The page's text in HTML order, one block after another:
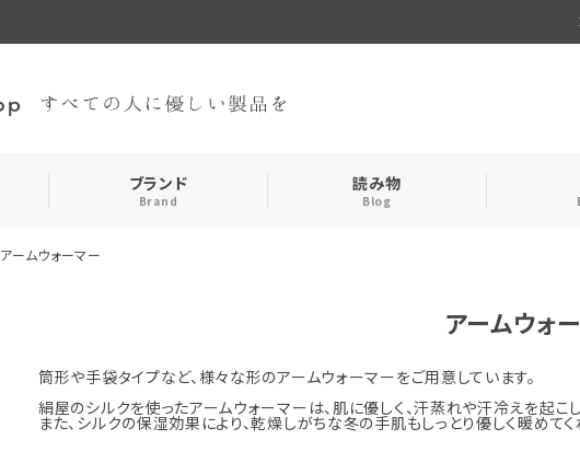
メンズ キ
ブランド
Brand
読み物
Blog
アームウォーマー
アームウォ
筒形や手袋タイプなど、様々な形のアームウォーマーをご用意しています。
絹屋のシルクを使ったアームウォーマーは、肌に優しく、汗蒸れや汗冷えを起こ
また、シルクの保湿効果により、乾燥しがちな冬の手肌もしっとり優しく暖めてく